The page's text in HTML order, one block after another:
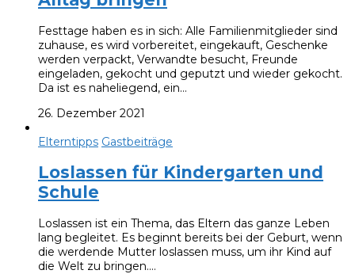
Festtage haben es in sich: Alle Familienmitglieder sind
zuhause, es wird vorbereitet, eingekauft, Geschenke
werden verpackt, Verwandte besucht, Freunde
eingeladen, gekocht und geputzt und wieder gekocht.
Da ist es naheliegend, ein…
26. Dezember 2021
Elterntipps Gastbeiträge
Loslassen für Kindergarten und
Schule
Loslassen ist ein Thema, das Eltern das ganze Leben
lang begleitet. Es beginnt bereits bei der Geburt, wenn
die werdende Mutter loslassen muss, um ihr Kind auf
die Welt zu bringen.…